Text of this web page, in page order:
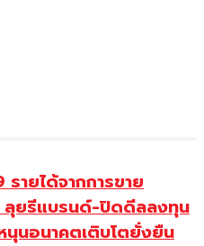
ายได้จากการขาย
ลุยรีแบรนด์-ปิดดีลลงทุน
นุนอนาคตเติบโตยั่งยืน